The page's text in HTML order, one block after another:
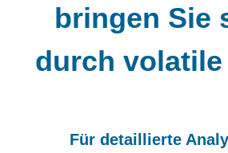
bringen Sie
durch volatile
Für detaillierte